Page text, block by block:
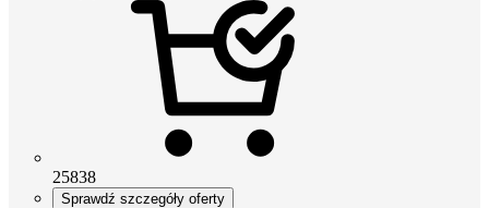
25838
Sprawdź szczegóły oferty